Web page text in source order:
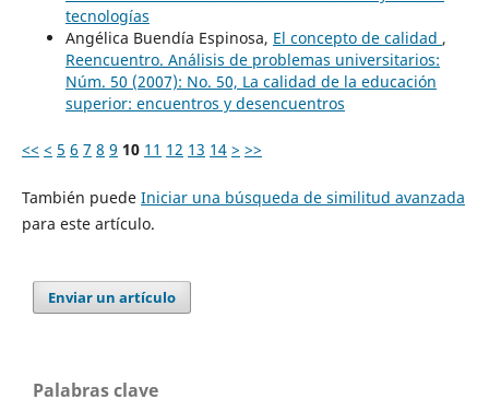
tecnologías
Angélica Buendía Espinosa, El concepto de calidad ,
Reencuentro. Análisis de problemas universitarios:
Núm. 50 (2007): No. 50, La calidad de la educación
superior: encuentros y desencuentros
<< < 5 6 7 8 9 10 11 12 13 14 > >>
También puede Iniciar una búsqueda de similitud avanzada
para este artículo.
Enviar un artículo
Palabras clave